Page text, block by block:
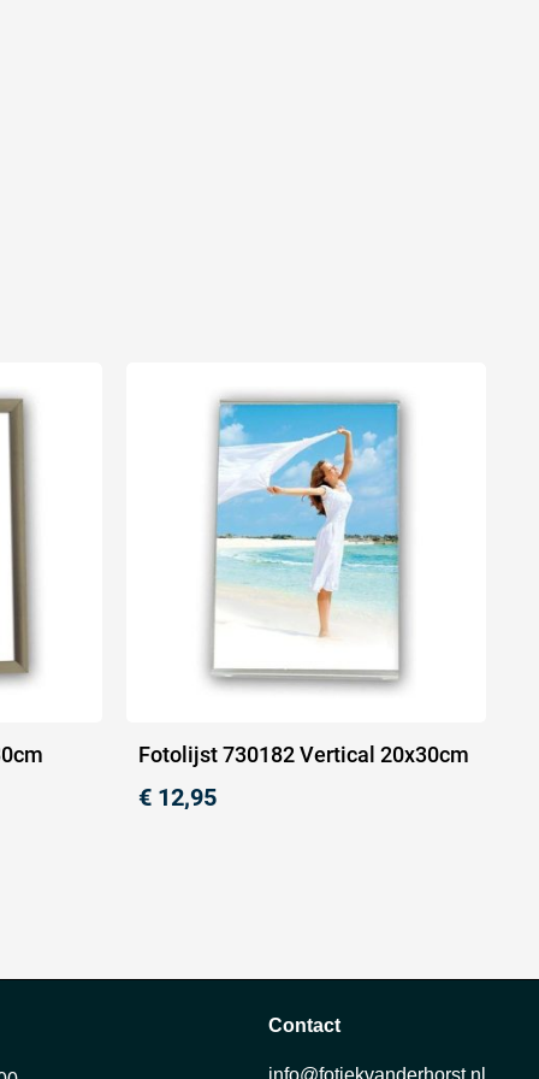
Fotolijst 730182 Vertical 20x30cm
€ 12,95
Contact
info@fotiekvanderhorst.nl